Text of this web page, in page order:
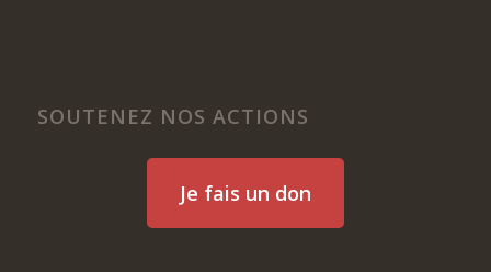
SOUTENEZ NOS ACTIONS
Je fais un don